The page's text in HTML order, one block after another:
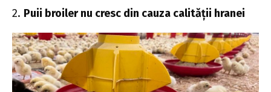
2. Puii broiler nu cresc din cauza calității hranei